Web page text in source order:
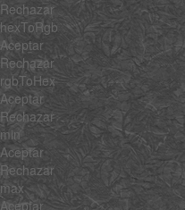
Rechazar
hexToRgb
Aceptar
Rechazar
rgbToHex
Aceptar
Rechazar
min
Aceptar
Rechazar
max
Aceptar